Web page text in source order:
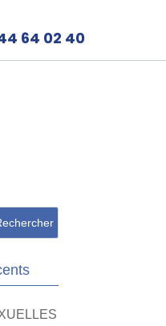
64 02 40